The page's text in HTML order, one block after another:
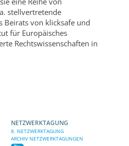
stellvertretende
Beirats von klicksafe und
für Europäisches
Rechtswissenschaften in
NETZWERKTAGUNG
8. NETZWERKTAGUNG
ARCHIV NETZWERKTAGUNGEN